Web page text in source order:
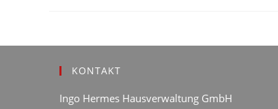
KONTAKT
Ingo Hermes Hausverwaltung GmbH